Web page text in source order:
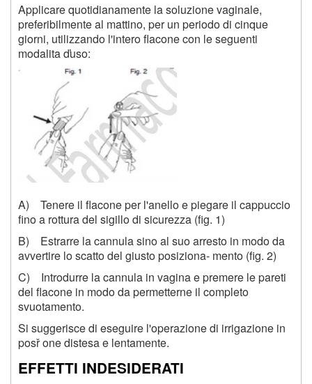
Applicare quotidianamente la soluzione vaginale,
preferibilmente al mattino, per un periodo di cinque
giorni, utilizzando l'intero flacone con le seguenti
modalita ďuso:
A) Tenere il flacone per l'anello e piegare il cappuccio
fino a rottura del sigillo di sicurezza (fig. 1)
B) Estrarre la cannula sino al suo arresto in modo da
avvertire lo scatto del giusto posiziona- mento (fig. 2)
C) Introdurre la cannula in vagina e premere le pareti
del flacone in modo da permetterne il completo
svuotamento.
Si suggerisce di eseguire l'operazione di irrigazione in
posř one distesa e lentamente.
EFFETTI INDESIDERATI